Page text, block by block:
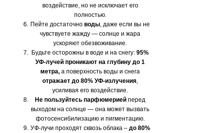
воздействие, но не исключает его
полностью.
Пейте достаточно воды, даже если вы не
чувствуете жажду — солнце и жара
ускоряют обезвоживание.
Будьте осторожны в воде и на снегу: 95%
УФ-лучей проникают на глубину до 1
метра, а поверхность воды и снега
отражает до 80% УФ-излучения,
усиливая его воздействие.
Не пользуйтесь парфюмерией перед
выходом на солнце — она может вызвать
фотосенсибилизацию и пигментацию.
УФ-лучи проходят сквозь облака –до 80%